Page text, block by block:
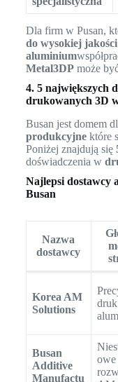
Dla firm w Pusan,
do wysokiej
aluminium
Metal3DPmoże
4. 5 największych
drukowanych 3D
Busan jest domem
produkcyjnektóre
Poniżej znajdują się
doświadczenia w
Najlepsi dostawcy
Busan
Nazwa
dostawcy
Korea AM
Solutions
Busan
Additive
Manufactu
owe